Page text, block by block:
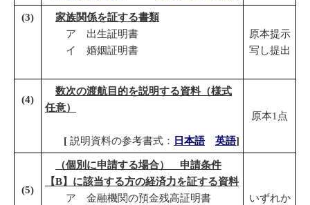
(3)
家族関係を証する書類
ア 出生証明書
イ 婚姻証明書
原本提示
写し提出
(4)
数次の渡航目的を説明する資料（様式
任意）
[ 説明資料の参考書式： 日本語 英語]
原本1点
(5)
（個別に申請する場合） 申請条件
【B】に該当する方の経済力を証する資料
ア 金融機関の預金残高証明書
いずれか